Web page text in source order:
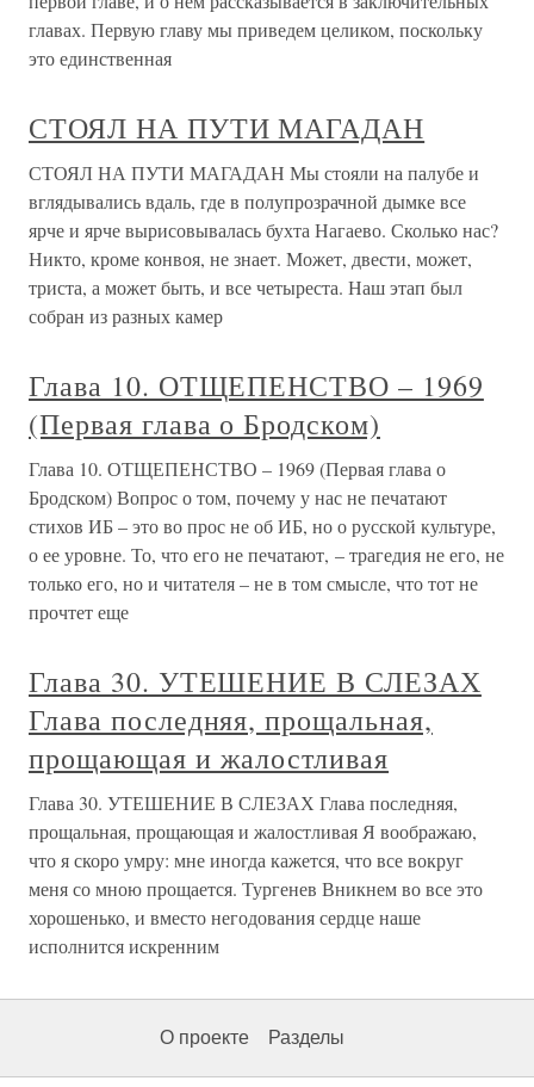
главах. Первую главу мы приведем целиком, поскольку
это единственная
СТОЯЛ НА ПУТИ МАГАДАН
СТОЯЛ НА ПУТИ МАГАДАН Мы стояли на палубе и
вглядывались вдаль, где в полупрозрачной дымке все
ярче и ярче вырисовывалась бухта Нагаево. Сколько нас?
Никто, кроме конвоя, не знает. Может, двести, может,
триста, а может быть, и все четыреста. Наш этап был
собран из разных камер
Глава 10. ОТЩЕПЕНСТВО – 1969
(Первая глава о Бродском)
Глава 10. ОТЩЕПЕНСТВО – 1969 (Первая глава о
Бродском) Вопрос о том, почему у нас не печатают
стихов ИБ – это во прос не об ИБ, но о русской культуре,
о ее уровне. То, что его не печатают, – трагедия не его, не
только его, но и читателя – не в том смысле, что тот не
прочтет еще
Глава 30. УТЕШЕНИЕ В СЛЕЗАХ
Глава последняя, прощальная,
прощающая и жалостливая
Глава 30. УТЕШЕНИЕ В СЛЕЗАХ Глава последняя,
прощальная, прощающая и жалостливая Я воображаю,
что я скоро умру: мне иногда кажется, что все вокруг
меня со мною прощается. Тургенев Вникнем во все это
хорошенько, и вместо негодования сердце наше
исполнится искренним
О проекте Разделы